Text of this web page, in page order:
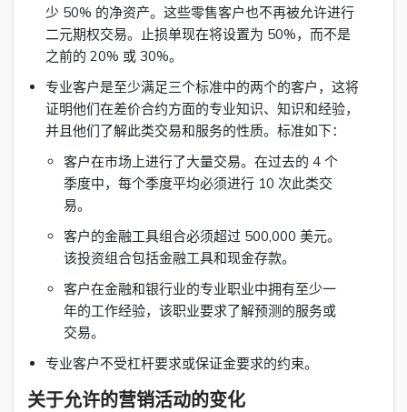
少 50% 的净资产。这些零售客户也不再被允许进行
二元期权交易。止损单现在将设置为 50%，而不是
之前的 20% 或 30%。
专业客户是至少满足三个标准中的两个的客户，这将
证明他们在差价合约方面的专业知识、知识和经验，
并且他们了解此类交易和服务的性质。标准如下：
客户在市场上进行了大量交易。在过去的 4 个
季度中，每个季度平均必须进行 10 次此类交
易。
客户的金融工具组合必须超过 500,000 美元。
该投资组合包括金融工具和现金存款。
客户在金融和银行业的专业职业中拥有至少一
年的工作经验，该职业要求了解预测的服务或
交易。
专业客户不受杠杆要求或保证金要求的约束。
关于允许的营销活动的变化